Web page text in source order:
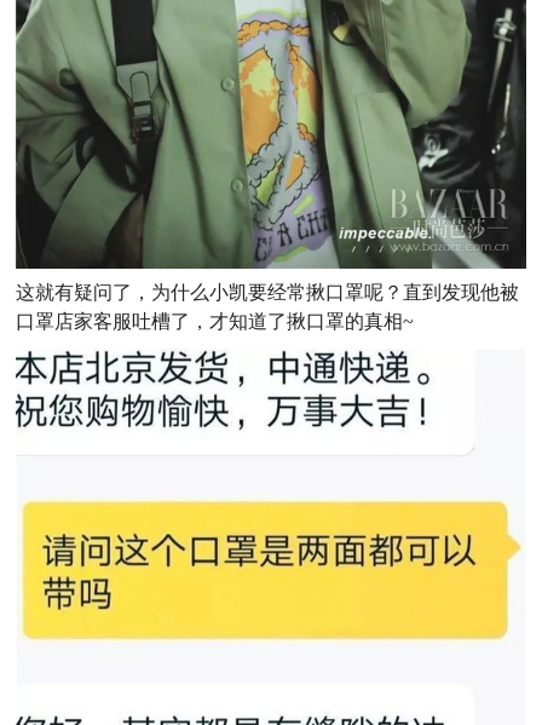
这就有疑问了，为什么小凯要经常揪口罩呢？直到发现他被
口罩店家客服吐槽了，才知道了揪口罩的真相~